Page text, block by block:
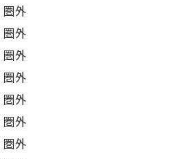
圏外
圏外
圏外
圏外
圏外
圏外
圏外